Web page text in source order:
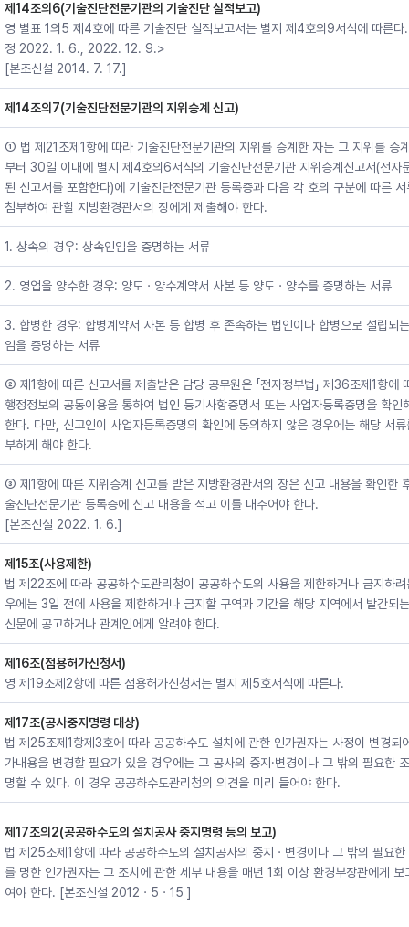
제14조의6(기술진단전문기관의 기술진단 실적보고)
영 별표 1의5 제4호에 따른 기술진단 실적보고서는 별지 제4호의9서식에 따른
정 2022. 1. 6., 2022. 12. 9.>
[본조신설 2014. 7. 17.]
제14조의7(기술진단전문기관의 지위승계 신고)
① 법 제21조제1항에 따라 기술진단전문기관의 지위를 승계한 자는 그 지위를 승
부터 30일 이내에 별지 제4호의6서식의 기술진단전문기관 지위승계신고서(전자
된 신고서를 포함한다)에 기술진단전문기관 등록증과 다음 각 호의 구분에 따른 서
첨부하여 관할 지방환경관서의 장에게 제출해야 한다.
1. 상속의 경우: 상속인임을 증명하는 서류
2. 영업을 양수한 경우: 양도ㆍ양수계약서 사본 등 양도ㆍ양수를 증명하는 서류
3. 합병한 경우: 합병계약서 사본 등 합병 후 존속하는 법인이나 합병으로 설립되
임을 증명하는 서류
② 제1항에 따른 신고서를 제출받은 담당 공무원은 「전자정부법」 제36조제1항에
행정정보의 공동이용을 통하여 법인 등기사항증명서 또는 사업자등록증명을 확인
한다. 다만, 신고인이 사업자등록증명의 확인에 동의하지 않은 경우에는 해당 서
부하게 해야 한다.
③ 제1항에 따른 지위승계 신고를 받은 지방환경관서의 장은 신고 내용을 확인한
술진단전문기관 등록증에 신고 내용을 적고 이를 내주어야 한다.
[본조신설 2022. 1. 6.]
제15조(사용제한)
법 제22조에 따라 공공하수도관리청이 공공하수도의 사용을 제한하거나 금지하
우에는 3일 전에 사용을 제한하거나 금지할 구역과 기간을 해당 지역에서 발간되
신문에 공고하거나 관계인에게 알려야 한다.
제16조(점용허가신청서)
영 제19조제2항에 따른 점용허가신청서는 별지 제5호서식에 따른다.
제17조(공사중지명령 대상)
법 제25조제1항제3호에 따라 공공하수도 설치에 관한 인가권자는 사정이 변경되
가내용을 변경할 필요가 있을 경우에는 그 공사의 중지·변경이나 그 밖의 필요한
명할 수 있다. 이 경우 공공하수도관리청의 의견을 미리 들어야 한다.
제17조의2(공공하수도의 설치공사 중지명령 등의 보고)
법 제25조제1항에 따라 공공하수도의 설치공사의 중지ㆍ변경이나 그 밖의 필요한
를 명한 인가권자는 그 조치에 관한 세부 내용을 매년 1회 이상 환경부장관에게 보
여야 한다. [본조신설 2012ㆍ5ㆍ15 ]